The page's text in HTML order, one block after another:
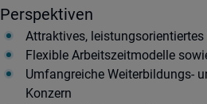
Perspektiven
Attraktives,
Flexible Arbeitszeitmodelle
Umfangreiche Weiterbildungs-
Konzern